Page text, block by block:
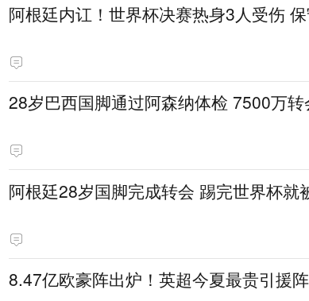
阿根廷内讧！世界杯决赛热身3人受伤
28岁巴西国脚通过阿森纳体检 7500万
阿根廷28岁国脚完成转会 踢完世界杯就
8.47亿欧豪阵出炉！英超今夏最贵引援